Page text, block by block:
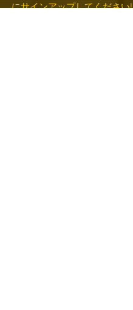
にサインアップしてください!